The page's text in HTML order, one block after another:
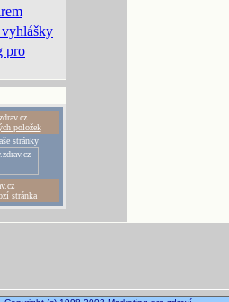
pro
položek
stránky
stránka